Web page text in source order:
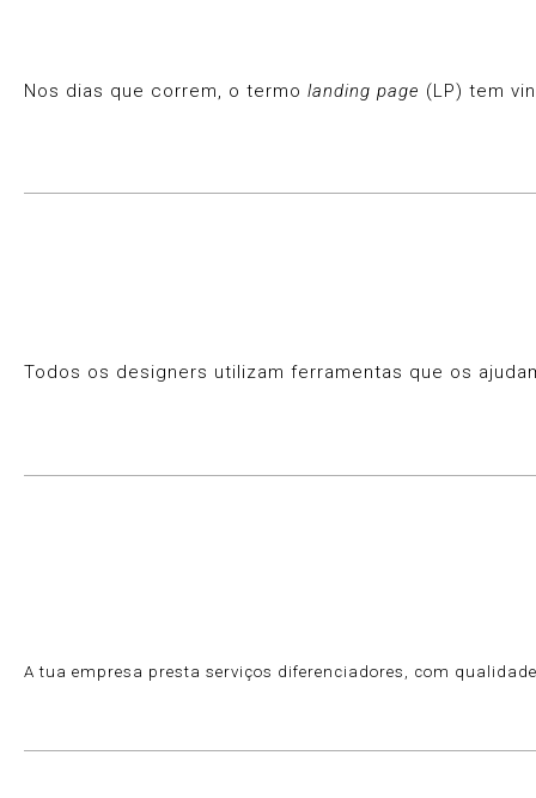
Nos dias que correm, o termo landing page (LP) tem
Todos os designers utilizam ferramentas que os
A tua empresa presta serviços diferenciadores, com